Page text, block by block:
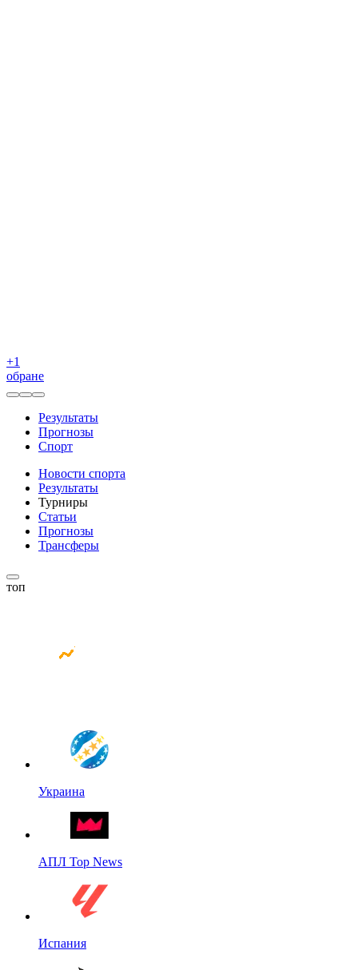
+1
обране
Результаты
Прогнозы
Спорт
Новости спорта
Результаты
Турниры
Статьи
Прогнозы
Трансферы
топ
Украина
АПЛ Top News
Испания